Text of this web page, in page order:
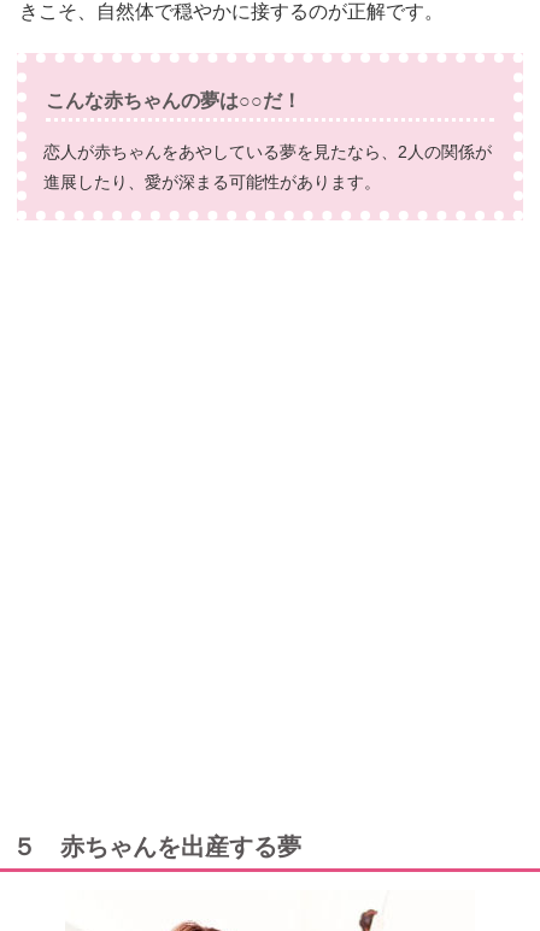
きこそ、自然体で穏やかに接するのが正解です。
こんな赤ちゃんの夢は○○だ！
恋人が赤ちゃんをあやしている夢を見たなら、2人の関係が
進展したり、愛が深まる可能性があります。
５ 赤ちゃんを出産する夢